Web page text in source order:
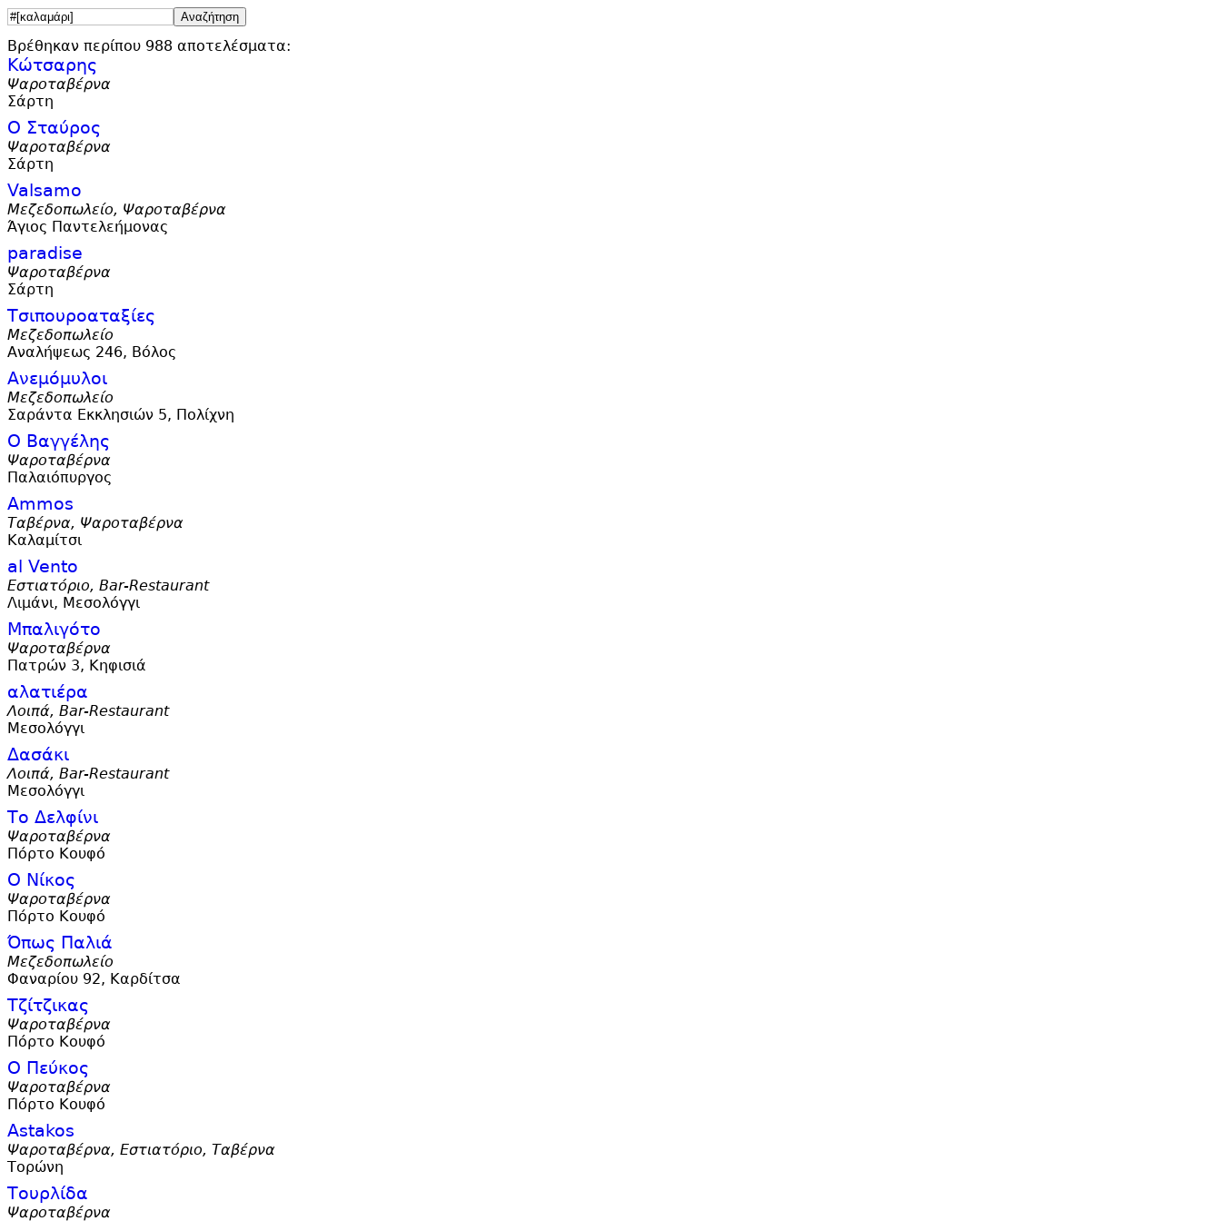
Βρέθηκαν περίπου 988 αποτελέσματα:
Κώτσαρης
Ψαροταβέρνα
Σάρτη
Ο Σταύρος
Ψαροταβέρνα
Σάρτη
Valsamo
Μεζεδοπωλείο, Ψαροταβέρνα
Άγιος Παντελεήμονας
paradise
Ψαροταβέρνα
Σάρτη
Τσιπουροαταξίες
Μεζεδοπωλείο
Αναλήψεως 246, Βόλος
Ανεμόμυλοι
Μεζεδοπωλείο
Σαράντα Εκκλησιών 5, Πολίχνη
Ο Βαγγέλης
Ψαροταβέρνα
Παλαιόπυργος
Ammos
Ταβέρνα, Ψαροταβέρνα
Καλαμίτσι
al Vento
Εστιατόριο, Bar-Restaurant
Λιμάνι, Μεσολόγγι
Μπαλιγότο
Ψαροταβέρνα
Πατρών 3, Κηφισιά
αλατιέρα
Λοιπά, Bar-Restaurant
Μεσολόγγι
Δασάκι
Λοιπά, Bar-Restaurant
Μεσολόγγι
Το Δελφίνι
Ψαροταβέρνα
Πόρτο Κουφό
Ο Νίκος
Ψαροταβέρνα
Πόρτο Κουφό
Όπως Παλιά
Μεζεδοπωλείο
Φαναρίου 92, Καρδίτσα
Τζίτζικας
Ψαροταβέρνα
Πόρτο Κουφό
Ο Πεύκος
Ψαροταβέρνα
Πόρτο Κουφό
Astakos
Ψαροταβέρνα, Εστιατόριο, Ταβέρνα
Τορώνη
Τουρλίδα
Ψαροταβέρνα